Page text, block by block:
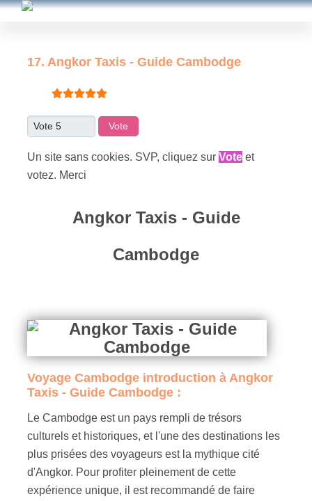
17. Angkor Taxis - Guide Cambodge
Vote utilisateur:
Veuillez voter
Un site sans cookies. SVP, cliquez surVote et
votez. Merci
Angkor Taxis - Guide
Cambodge
Voyage Cambodge introduction à Angkor
Taxis - Guide Cambodge :
Le Cambodge est un pays rempli de trésors
culturels et historiques, et l'une des destinations les
plus prisées des voyageurs est la mythique cité
d'Angkor. Pour profiter pleinement de cette
expérience unique, il est recommandé de faire